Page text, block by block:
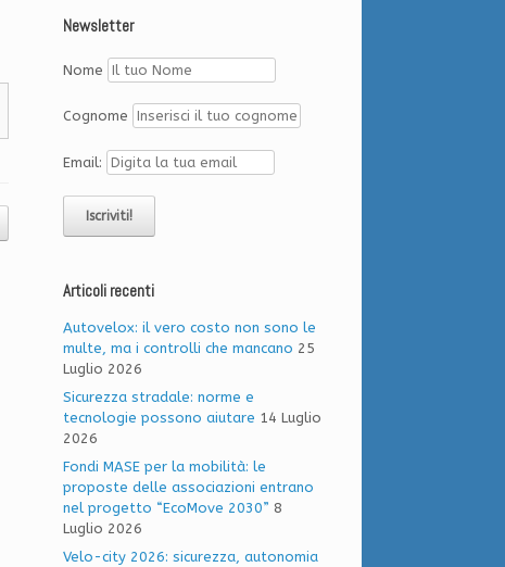
Newsletter
Nome
Cognome
Email:
Articoli recenti
Autovelox: il vero costo non sono le
multe, ma i controlli che mancano 25
Luglio 2026
Sicurezza stradale: norme e
tecnologie possono aiutare 14 Luglio
2026
Fondi MASE per la mobilità: le
proposte delle associazioni entrano
nel progetto “EcoMove 2030” 8
Luglio 2026
Velo-city 2026: sicurezza, autonomia